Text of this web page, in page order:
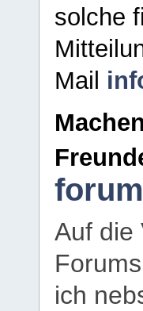
solche
Mail
Auf die
ich